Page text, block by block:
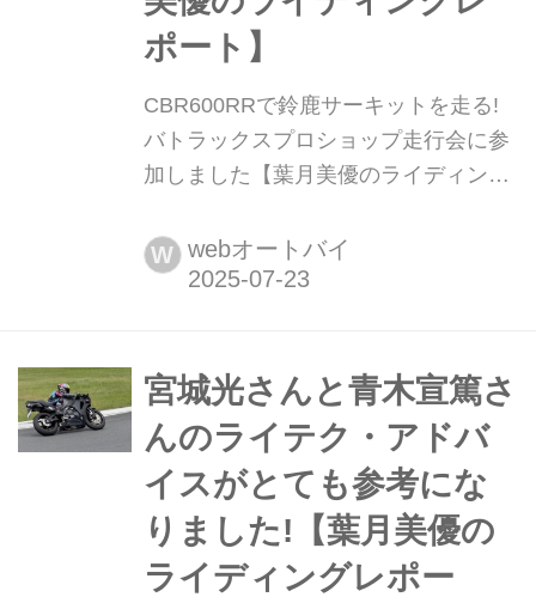
ポート】
CBR600RRで鈴鹿サーキットを走る!
バトラックスプロショップ走行会に参
加しました【葉月美優のライディング
アでは、スクーターや小型バイクがた
くさん走っていましたが、どれもタイ
して利用している方が多いように感じ
ました。国によってバイクも全然違う
のは面白いですね。 先日、ずっとずっ
と楽しみにして...
W webオートバイ
宮城光さんと青木宣篤さ
んのライテク・アドバ
イスがとても参考にな
りました!【葉月美優の
ライディングレポー